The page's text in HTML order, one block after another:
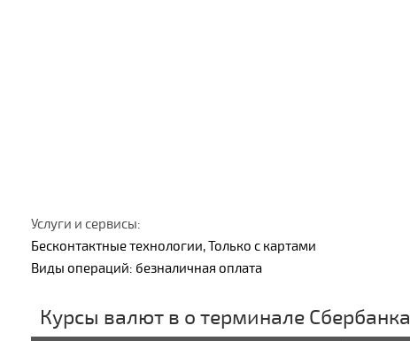
Услуги и сервисы:
Бесконтактные технологии, Только с картами
Виды операций: безналичная оплата
Курсы валют в о терминале Сбербанка